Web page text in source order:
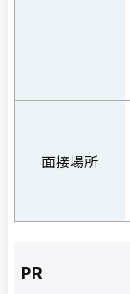
面接場所
PR